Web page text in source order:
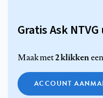
Gratis Ask
Maak met2 klikken
ACCOUNT